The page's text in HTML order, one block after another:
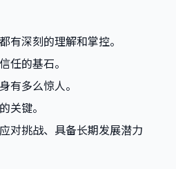
深刻的理解和掌控。
任的基石。
有多么惊人。
关键。
对挑战、具备长期发展潜力